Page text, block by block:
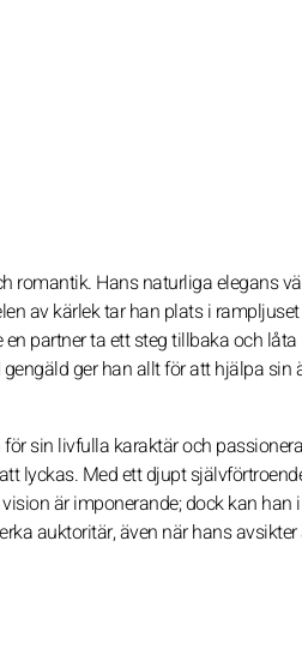
romantik. Hans naturliga elegans
av kärlek tar han plats i
partner ta ett steg tillbaka och
ger han allt för att hjälpa sin
sin livfulla karaktär och
lyckas. Med ett djupt
är imponerande; dock kan han
auktoritär, även när hans